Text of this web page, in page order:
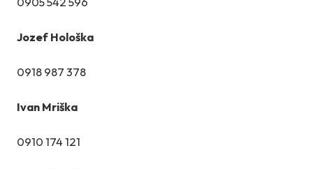
Jozef Hološka
0918 987 378
Ivan Mriška
0910 174 121